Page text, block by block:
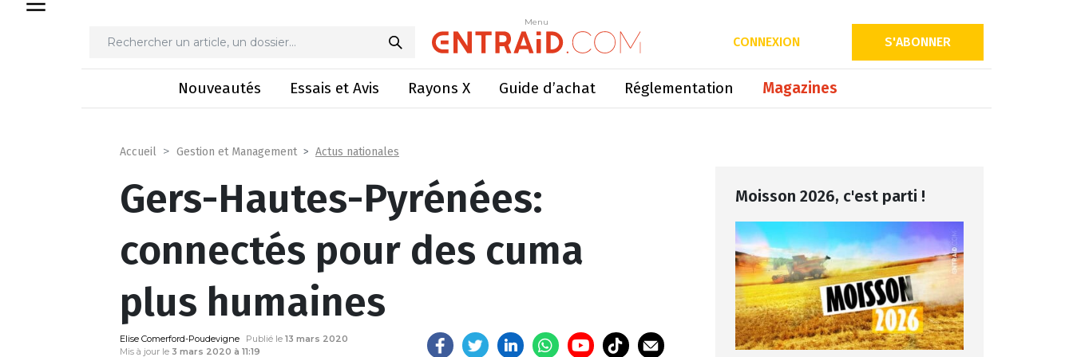
Menu
CONNEXION S'ABONNER
Nouveautés Essais et Avis Rayons X Guide d’achat Réglementation Magazines
Menu
Gers-Hautes-Pyrénées: connectés pour des cuma plus humaines
Accueil Gestion et Management Actus nationales
Gers-Hautes-Pyrénées:
connectés pour des cuma
plus humaines
Elise Comerford-Poudevigne Publié le 13 mars 2020
Mis à jour le 3 mars 2020 à 11:19
Moisson 2026, c'est parti !